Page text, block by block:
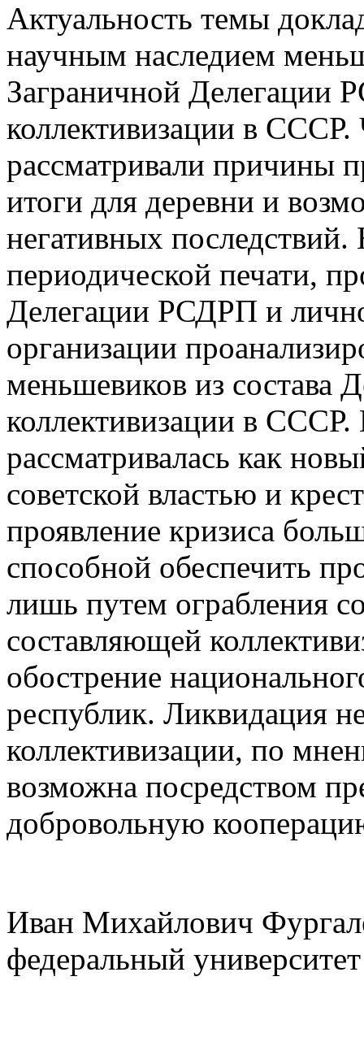
Актуальность темы
научным наследием
Заграничной Делегации
коллективизации в
рассматривали причины
итоги для деревни и
негативных
периодической печати,
Делегации РСДРП и
организации
меньшевиков из состава
коллективизации в
рассматривалась как
советской властью и
проявление кризиса
способной обеспечить
лишь путем ограбления
составляющей
обострение
республик. Ликвидация
коллективизации, по
возможна посредством
добровольную
Иван Михайлович
федеральный университет